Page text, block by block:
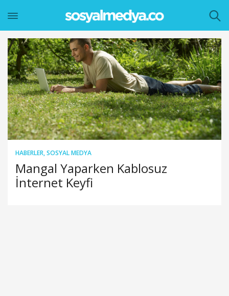
HABERLER,SOSYAL MEDYA
Mangal Yaparken Kablosuz
İnternet Keyfi